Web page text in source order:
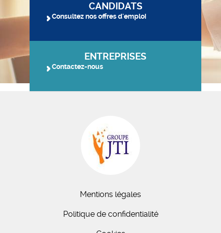
CANDIDATS
Consultez nos offres d'emploi
ENTREPRISES
Contactez-nous
Mentions légales
Politique de confidentialité